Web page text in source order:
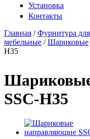
Установка
Контакты
Вы здесь
Главная / Фурнитура
мебельные / Шариковые
H35
SSC-H35